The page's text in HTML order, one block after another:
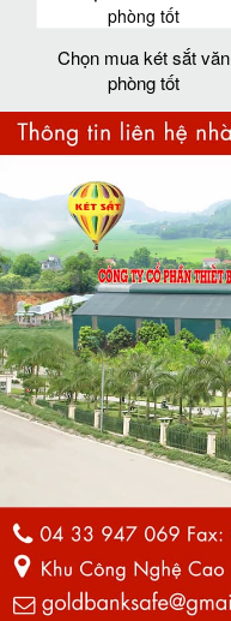
Chọn mua két sắt văn
phòng tốt